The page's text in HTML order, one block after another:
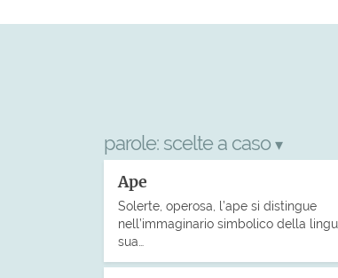
parole: scelte a caso ▾
Ape
Solerte, operosa, l’ape si distingue
nell’immaginario simbolico della
sua…